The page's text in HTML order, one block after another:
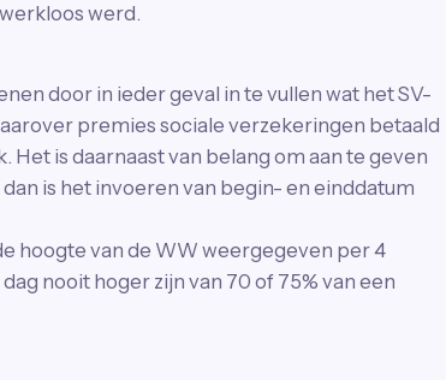
werd.
door in ieder geval in te vullen wat het SV-
premies sociale verzekeringen betaald
Het is daarnaast van belang om aan te geven
is het invoeren van begin- en einddatum
hoogte van de WW weergegeven per 4
nooit hoger zijn van 70 of 75% van een